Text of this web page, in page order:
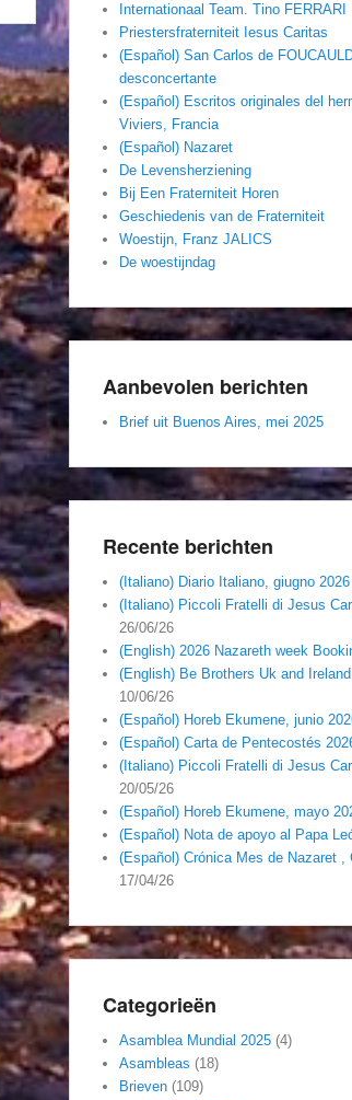
Internationaal Team. Tino FERRARI
Priestersfraterniteit Iesus Caritas
(Español) San Carlos de
desconcertante
(Español) Escritos originales del
Viviers, Francia
(Español) Nazaret
De Levensherziening
Bij Een Fraterniteit Horen
Geschiedenis van de Fraterniteit
Woestijn, Franz JALICS
De woestijndag
Aanbevolen berichten
Brief uit Buenos Aires, mei 2025
Recente berichten
(Italiano) Diario Italiano, giugno 2026
(Italiano) Piccoli Fratelli di Jesus
26/06/26
(English) 2026 Nazareth week
(English) Be Brothers Uk and
10/06/26
(Español) Horeb Ekumene, junio
(Español) Carta de Pentecostés
(Italiano) Piccoli Fratelli di Jesus
20/05/26
(Español) Horeb Ekumene, mayo
(Español) Nota de apoyo al Papa
(Español) Crónica Mes de Nazaret ,
17/04/26
Categorieën
Asamblea Mundial 2025 (4)
Asambleas (18)
Brieven (109)